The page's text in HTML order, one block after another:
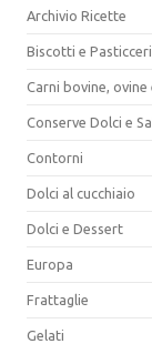
Archivio Ricette
Biscotti e
Carni bovine, ovine
Conserve Dolci e
Contorni
Dolci al cucchiaio
Dolci e Dessert
Europa
Frattaglie
Gelati